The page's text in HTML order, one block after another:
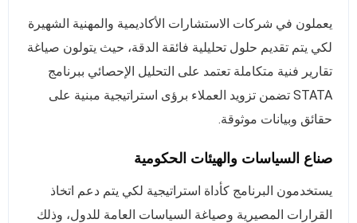
يعملون في شركات الاستشارات الأكاديمية والمهنية الشهيرة
لكي يتم تقديم حلول تحليلية فائقة الدقة، حيث يتولون صياغة
تقارير فنية متكاملة تعتمد على التحليل الإحصائي ببرنامج
STATA تضمن تزويد العملاء برؤى استراتيجية مبنية على
حقائق وبيانات موثوقة.
صناع السياسات والهيئات الحكومية
يستخدمون البرنامج كأداة استراتيجية لكي يتم دعم اتخاذ
القرارات المصيرية وصياغة السياسات العامة للدول، وذلك